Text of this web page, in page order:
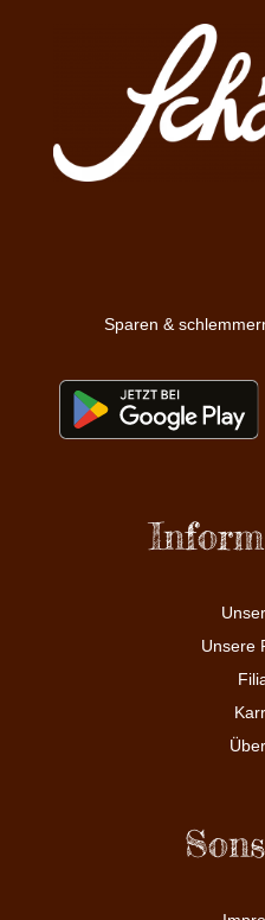
Sparen &
Unsere